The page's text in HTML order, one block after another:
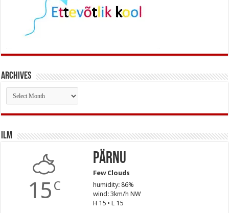
Archives
Archives
Ilm
15 C
Pärnu
Few Clouds
humidity: 86%
wind: 3km/h NW
H 15 • L 15